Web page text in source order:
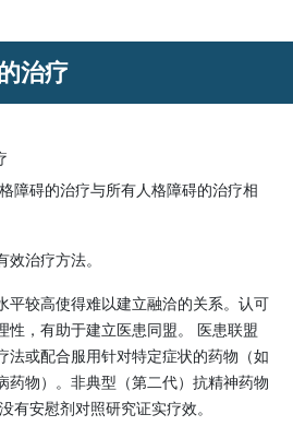
治疗
障碍的治疗与所有人格障碍的治疗相
治疗方法。
平较高使得难以建立融洽的关系。认可
性，有助于建立医患同盟。 医患联盟
法或配合服用针对特定症状的药物（如
药物）。非典型（第二代）抗精神药物
有安慰剂对照研究证实疗效。